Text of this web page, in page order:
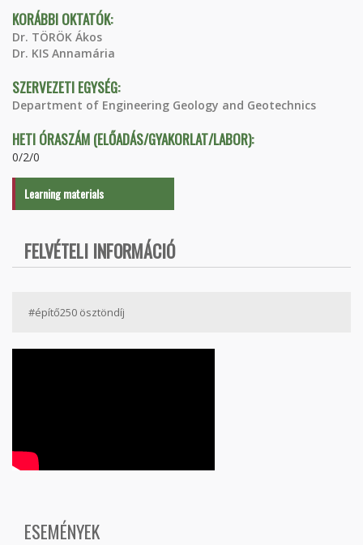
KORÁBBI OKTATÓK:
Dr. TÖRÖK Ákos
Dr. KIS Annamária
SZERVEZETI EGYSÉG:
Department of Engineering Geology and Geotechnics
HETI ÓRASZÁM (ELŐADÁS/GYAKORLAT/LABOR):
0/2/0
Learning materials
FELVÉTELI INFORMÁCIÓ
#építő250 ösztöndíj
ESEMÉNYEK